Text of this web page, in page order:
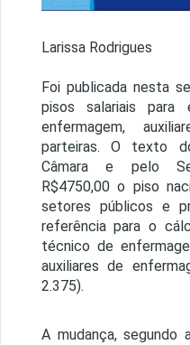
Larissa Rodrigues
Foi publicada nesta
pisos salariais para
enfermagem,
parteiras. O texto
Câmara e pelo
R$4750,00 o piso
setores públicos e
referência para o
técnico de
auxiliares de
2.375).
A mudança,